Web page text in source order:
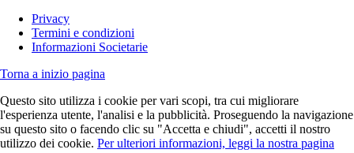
Privacy
Termini e condizioni
Informazioni Societarie
Torna a inizio pagina
Questo sito utilizza i cookie per vari scopi, tra cui migliorare
l'esperienza utente, l'analisi e la pubblicità. Proseguendo la navigazione
su questo sito o facendo clic su "Accetta e chiudi", accetti il nostro
utilizzo dei cookie. Per ulteriori informazioni, leggi la nostra pagina